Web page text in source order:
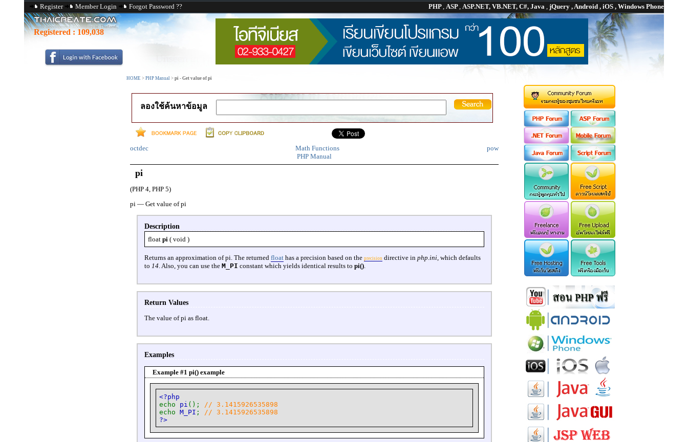
Register Member Login Forgot Password ?? PHP, ASP, ASP.NET, VB.NET, C#, Java , jQuery , Android , iOS , Windows Phone
Registered : 109,038
HOME > PHP Manual > pi - Get value of pi
ลองใช้ค้นหาข้อมูล
octdec pow
Math Functions
PHP Manual
pi
(PHP 4, PHP 5)
pi— Get value of pi
Description
float pi ( void )
Returns an approximation of pi. The returned floathas a precision based on the precisiondirective in php.ini, which defaults
to 14. Also, you can use the M_PI constant which yields identical results to pi().
Return Values
The value of pi as float.
Examples
Example #1pi() example
<?php
echo pi ();
// 3.1415926535898
echo M_PI ;
// 3.1415926535898
?>